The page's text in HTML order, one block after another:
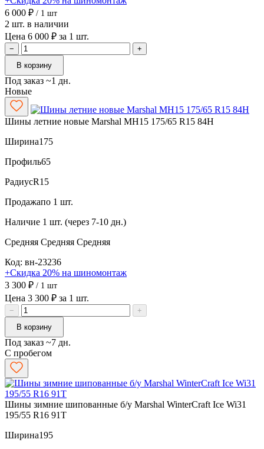
6 000 ₽ / 1 шт
2 шт. в наличии
Цена 6 000 ₽ за 1 шт.
−
+
В корзину
Под заказ ~1 дн.
Новые
Шины летние новые Marshal MH15 175/65 R15 84H
Ширина175
Профиль65
РадиусR15
Продажапо 1 шт.
Наличие 1 шт. (через 7-10 дн.)
Средняя Средняя Средняя
Код: вн-23236
+Скидка 20% на шиномонтаж
3 300 ₽ / 1 шт
Цена 3 300 ₽ за 1 шт.
−
+
В корзину
Под заказ ~7 дн.
С пробегом
Шины зимние шипованные б/у Marshal WinterCraft Ice Wi31
195/55 R16 91T
Ширина195